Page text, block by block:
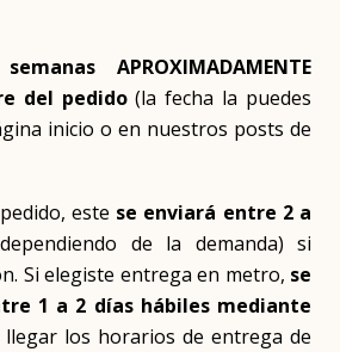
APROXIMADAMENTE
del pedido(la fecha la puedes
inicio o en nuestros posts de
este se enviará entre 2 a
de la demanda) si
Si elegiste entrega en metro, se
1 a 2 días hábiles mediante
llegar los horarios de entrega de